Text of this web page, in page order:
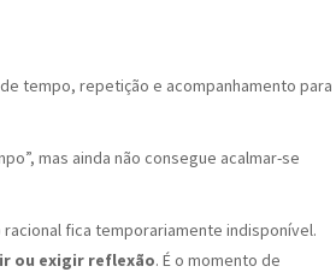
tempo, repetição e acompanhamento para
mas ainda não consegue acalmar-se
fica temporariamente indisponível.
ou exigir reflexão. É o momento de